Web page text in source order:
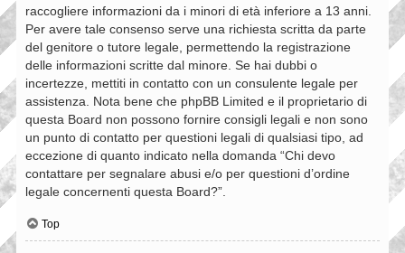
raccogliere informazioni da i minori di età inferiore a 13 anni.
Per avere tale consenso serve una richiesta scritta da parte
del genitore o tutore legale, permettendo la registrazione
delle informazioni scritte dal minore. Se hai dubbi o
incertezze, mettiti in contatto con un consulente legale per
assistenza. Nota bene che phpBB Limited e il proprietario di
questa Board non possono fornire consigli legali e non sono
un punto di contatto per questioni legali di qualsiasi tipo, ad
eccezione di quanto indicato nella domanda “Chi devo
contattare per segnalare abusi e/o per questioni d’ordine
legale concernenti questa Board?”.
Top